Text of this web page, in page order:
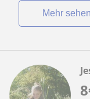
Mehr sehen
8